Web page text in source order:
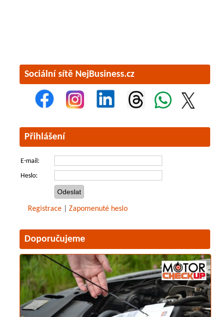
Sociální sítě NejBusiness.cz
Přihlášení
E-mail:
Heslo:
Registrace Zapomenuté heslo
Doporučujeme